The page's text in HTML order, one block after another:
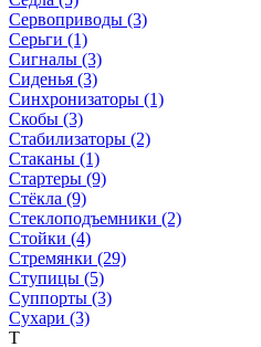
Сервоприводы (3)
Серьги (1)
Сигналы (3)
Сиденья (3)
Синхронизаторы (1)
Скобы (3)
Стабилизаторы (2)
Стаканы (1)
Стартеры (9)
Стёкла (9)
Стеклоподъемники (2)
Стойки (4)
Стремянки (29)
Ступицы (5)
Суппорты (3)
Сухари (3)
Т